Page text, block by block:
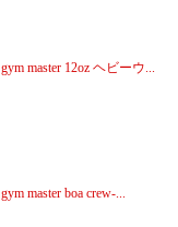
gym master 12oz ヘビーウ...
gym master boa crew-...